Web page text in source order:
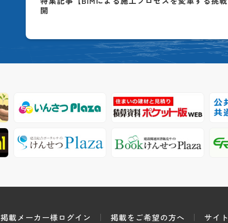
開
掲載メーカー様ログイン 掲載をご希望の方へ サイ